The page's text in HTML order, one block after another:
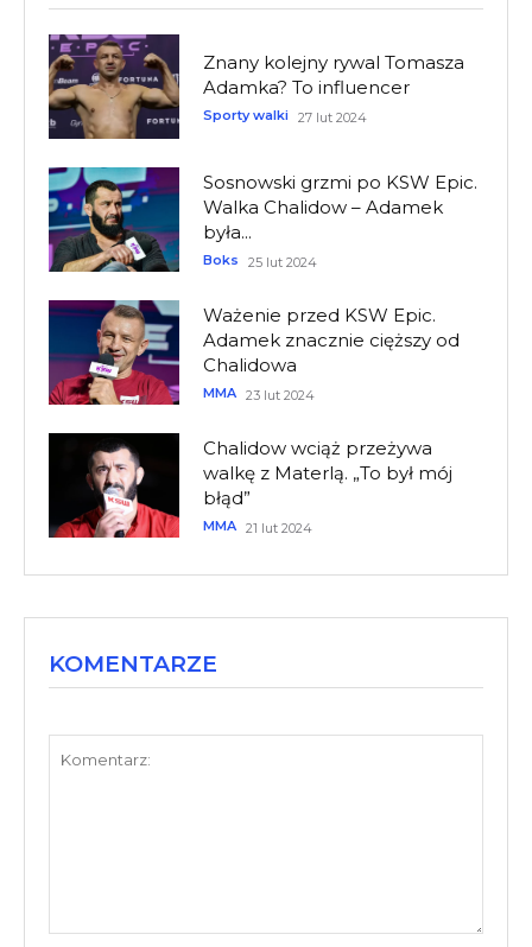
Znany kolejny rywal Tomasza
Adamka? To influencer
Sporty walki 27 lut 2024
Sosnowski grzmi po KSW Epic.
Walka Chalidow – Adamek
była...
Boks 25 lut 2024
Ważenie przed KSW Epic.
Adamek znacznie cięższy od
Chalidowa
MMA 23 lut 2024
Chalidow wciąż przeżywa
walkę z Materlą. „To był mój
błąd”
MMA 21 lut 2024
KOMENTARZE